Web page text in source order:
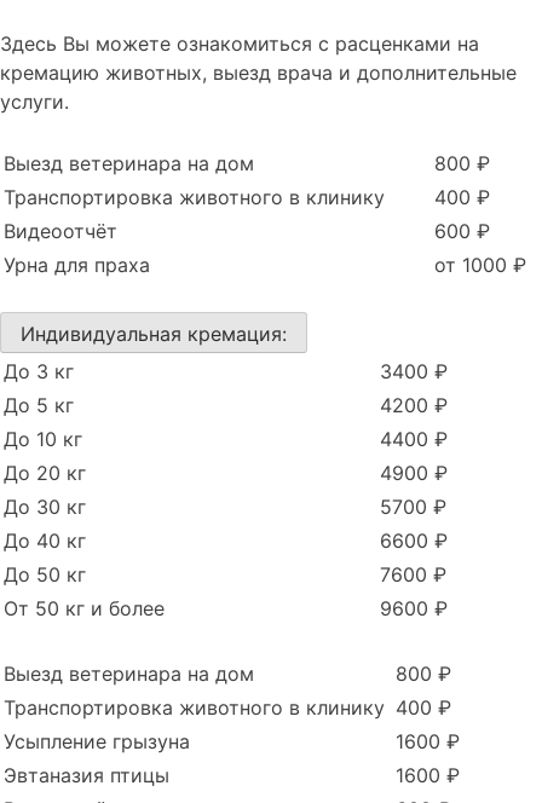
Здесь Вы можете ознакомиться с расценками на
кремацию животных, выезд врача и дополнительные
услуги.
Выезд ветеринара на дом
800 ₽
Транспортировка животного в клинику
400 ₽
Видеоотчёт
600 ₽
Урна для праха
от 1000 ₽
Индивидуальная кремация:
До 3 кг
3400 ₽
До 5 кг
4200 ₽
До 10 кг
4400 ₽
До 20 кг
4900 ₽
До 30 кг
5700 ₽
До 40 кг
6600 ₽
До 50 кг
7600 ₽
От 50 кг и более
9600 ₽
Выезд ветеринара на дом
800 ₽
Транспортировка животного в клинику 400 ₽
Усыпление грызуна
1600 ₽
Эвтаназия птицы
1600 ₽